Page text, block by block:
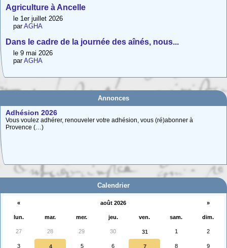
Agriculture à Ancelle
le 1er juillet 2026
parAGHA
Dans le cadre de la journée des aînés, nous...
le 9 mai 2026
parAGHA
Annonces
Adhésion 2026
Vous voulez adhérer, renouveler votre adhésion, vous (ré)abonner à
Provence (…)
Carte interactive des Hautes-Alpes
La carte interactive ci-dessous permet de situer facilement une commune
des (…)
Calendrier
« août 2026 »
lun. mar. mer. jeu. ven. sam. dim.
27 28 29 30 31 1 2
3 4 5 6 7 8 9